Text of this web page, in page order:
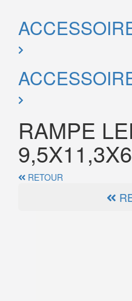
RAMPE
RETOUR